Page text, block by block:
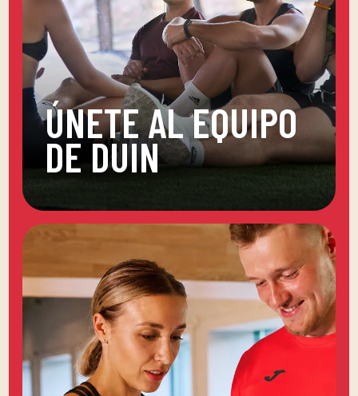
ÚNETE AL EQUIPO
DE DUIN